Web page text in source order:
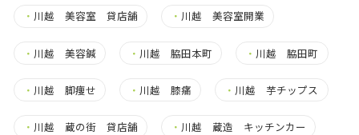
・ 川越 美容室 貸店舗 ・ 川越 美容室開業
・ 川越 美容鍼 ・ 川越 脇田本町 ・ 川越 脇田町
・ 川越 脚痩せ ・ 川越 膝痛 ・ 川越 芋チップス
・ 川越 蔵の街 貸店舗 ・ 川越 蔵造 キッチンカー